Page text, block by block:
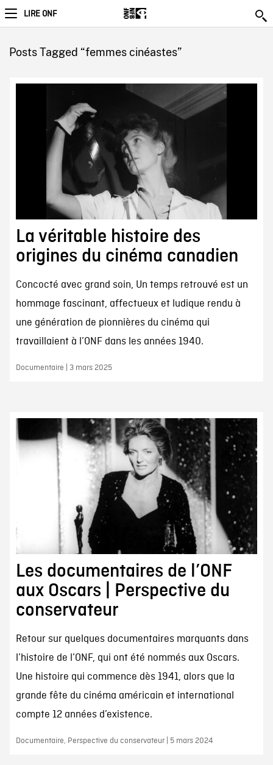
LIRE ONF
Posts Tagged “femmes cinéastes”
La véritable histoire des
origines du cinéma canadien
Concocté avec grand soin, Un temps retrouvé est un
hommage fascinant, affectueux et ludique rendu à
une génération de pionnières du cinéma qui
travaillaient à l’ONF dans les années 1940.
Documentaire | 3 mars 2025
Les documentaires de l’ONF
aux Oscars | Perspective du
conservateur
Retour sur quelques documentaires marquants dans
l’histoire de l’ONF, qui ont été nommés aux Oscars.
Une histoire qui commence dès 1941, alors que la
grande fête du cinéma américain et international
compte 12 années d’existence.
Documentaire, Perspective du conservateur | 5 mars 2024